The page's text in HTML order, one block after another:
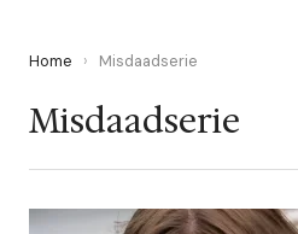
Home › Misdaadserie
Misdaadserie